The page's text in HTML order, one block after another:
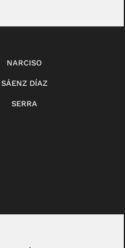
NARCISO
SÁENZ DÍAZ
SERRA